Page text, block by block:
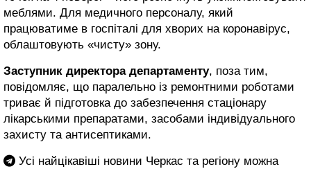
меблями. Для медичного персоналу, який
працюватиме в госпіталі для хворих на коронавірус,
облаштовують «чисту» зону.
Заступник директора департаменту, поза тим,
повідомляє, що паралельно із ремонтними роботами
триває й підготовка до забезпечення стаціонару
лікарськими препаратами, засобами індивідуального
захисту та антисептиками.
Усі найцікавіші новини Черкас та регіону можна